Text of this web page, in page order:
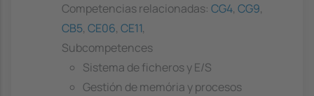
Competencias relacionadas: CG4, CG9,
CB5, CE06, CE11,
Subcompetences
Sistema de ficheros y E/S
Gestión de memória y procesos